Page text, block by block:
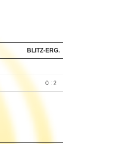
BLITZ-ERG.
0 : 2